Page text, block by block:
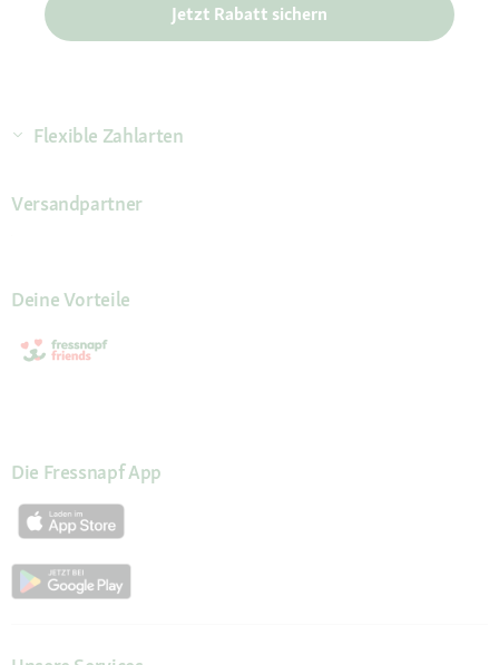
Jetzt Rabatt sichern
Flexible Zahlarten
Versandpartner
Deine Vorteile
Die Fressnapf App